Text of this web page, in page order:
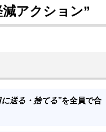
アクション”
送る・捨てる”を全員で合